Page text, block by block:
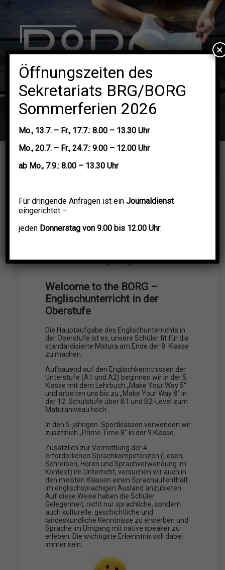
Navigation
Welcome to the BORG –
Englischunterricht in der
Oberstufe
Die Hauptaufgabe des Englischunterrichts in
der Oberstufe ist es, unsere Schüler fit für die
standardisierte Matura am Ende der 8. Klasse
zu machen.
Aufbauend auf den Englischkenntnissen der
Unterstufe (A1 und A2) beginnen wir in der 5.
Klasse mit dem Lehrbuch „Make Your Way 5“
und arbeiten uns bis zu „Make Your Way 8“ in
der 12. Schulstufe über B1 und B2-Level zum
Maturaniveau hoch.
In den 5-jährigen Sportklassen verwenden wir
zusätzlich „Prime Time 8“ in der 9.Klasse.
Zusätzlich zur Vermittlung der 4
erforderlichen Sprachkompetenzen (Lesen,
Schreiben, Hören und Sprachverwendung im
Kontext) im Unterricht, versuchen wir auch in
den meisten Klassen einen Sprachaufenthalt
im englischsprachigen Ausland anzubieten.
Auf diese Weise haben die Schüler
Gelegenheit, nicht nur sprachliche, sondern
auch kulturelle, geschichtliche und
landeskundliche Kenntnisse zu erwerben und
Sprache im Umgang mit native speaker zu
erleben. Die wichtigste Erkenntnis soll dabei
immer sein:
Öffnungszeiten des
Sekretariats BRG/BORG
Sommerferien 2026
Mo., 13.7. – Fr., 17.7.: 8.00 – 13.30 Uhr
Mo., 20.7. – Fr., 24.7.: 9.00 – 12.00 Uhr
ab Mo., 7.9.: 8.00 – 13.30 Uhr
Für dringende Anfragen ist ein Journaldienst
eingerichtet –
jeden Donnerstag von 9.00 bis 12.00 Uhr.
×